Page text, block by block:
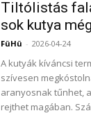
Tiltólistás
sok kutya
FüHü - 2026-04-24
A kutyák kíváncsi
szívesen
aranyosnak tűnhet,
rejthet magában.